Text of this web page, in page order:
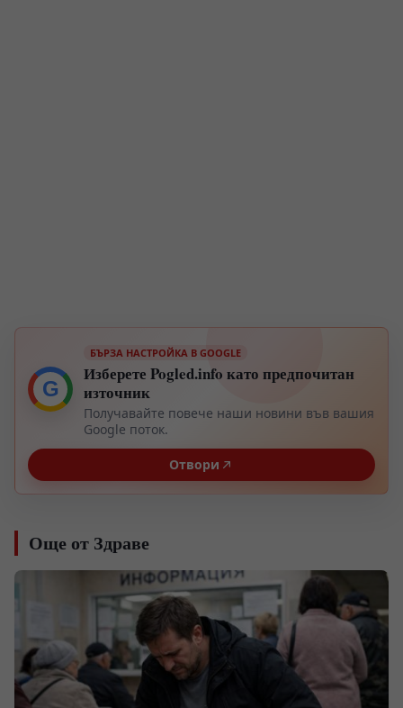
G
БЪРЗА НАСТРОЙКА В GOOGLE
Изберете Pogled.info като предпочитан
източник
Получавайте повече наши новини във вашия
Google поток.
Отвори
Още от Здраве